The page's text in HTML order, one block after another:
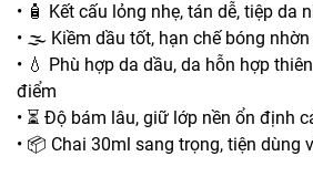
• 🧴 Kết cấu lỏng nhẹ, tán dễ, tiệp da
• 🌫️ Kiềm dầu tốt, hạn chế bóng
• 💧 Phù hợp da dầu, da hỗn hợp
điểm
• ⏳ Độ bám lâu, giữ lớp nền ổn định
• 📦 Chai 30ml sang trọng, tiện dùng